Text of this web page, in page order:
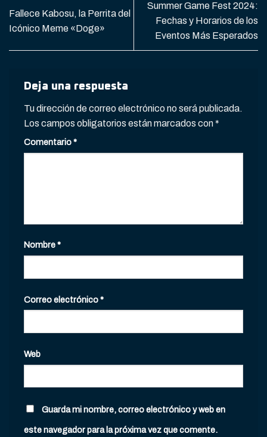
Fallece Kabosu, la Perrita del
Icónico Meme «Doge»
Summer Game Fest 2024:
Fechas y Horarios de los
Eventos Más Esperados
Deja una respuesta
Tu dirección de correo electrónico no será publicada.
Los campos obligatorios están marcados con*
Comentario*
Nombre*
Correo electrónico*
Web
Guarda mi nombre, correo electrónico y web en
este navegador para la próxima vez que comente.